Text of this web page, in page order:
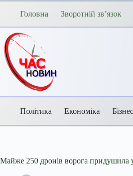
Перейти
Головна Зворотній зв’язок
Політика Економіка Бізнес
Майже 250 дронів ворога придушила